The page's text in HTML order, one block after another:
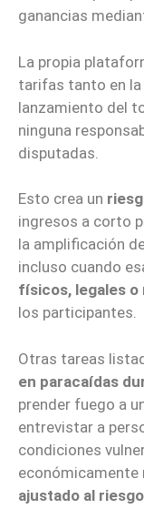
ganancias
La propia
tarifas tanto en la
lanzamiento del
ninguna
disputadas.
Esto crea un
ingresos a corto
la amplificación
incluso cuando
físicos, legales
los participantes.
Otras tareas
en paracaídas
prender fuego a
entrevistar a
condiciones
económicamente
ajustado al riesgo